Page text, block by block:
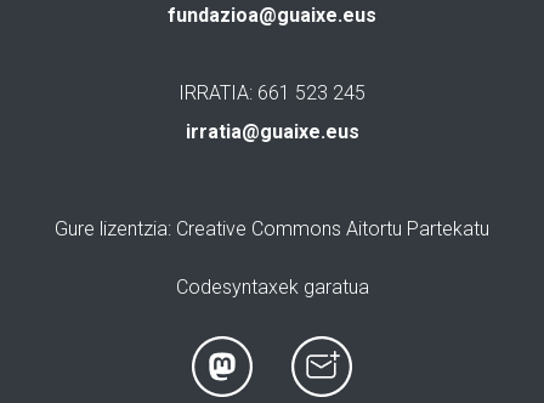
fundazioa@guaixe.eus
IRRATIA: 661 523 245
irratia@guaixe.eus
Gure lizentzia: Creative Commons Aitortu Partekatu
Codesyntaxek garatua